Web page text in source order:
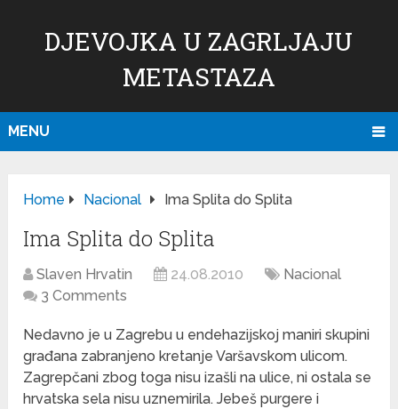
DJEVOJKA U ZAGRLJAJU
METASTAZA
MENU
Home Nacional Ima Splita do Splita
Ima Splita do Splita
Slaven Hrvatin 24.08.2010
Nacional
3 Comments
Nedavno je u Zagrebu u endehazijskoj maniri skupini
građana zabranjeno kretanje Varšavskom ulicom.
Zagrepčani zbog toga nisu izašli na ulice, ni ostala se
hrvatska sela nisu uznemirila. Jebeš purgere i